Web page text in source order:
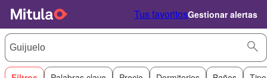
Tus favoritosGestionar alertas